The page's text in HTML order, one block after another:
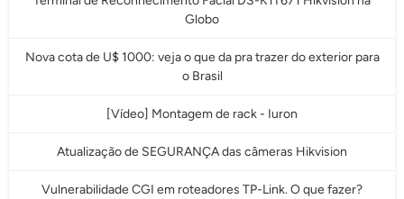
Globo
Nova cota de U$ 1000: veja o que da pra trazer do exterior para
o Brasil
[Vídeo] Montagem de rack - Iuron
Atualização de SEGURANÇA das câmeras Hikvision
Vulnerabilidade CGI em roteadores TP-Link. O que fazer?